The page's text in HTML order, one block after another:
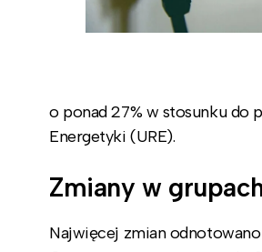
o ponad 27% w stosunku do
Energetyki (URE).
Zmiany w
Najwięcej zmian